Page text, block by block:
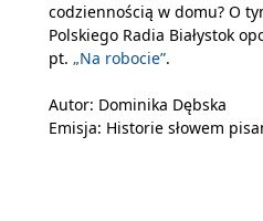
codziennością w domu? O
Polskiego Radia Białystok
pt. „Na robocie”.
Autor: Dominika Dębska
Emisja: Historie słowem